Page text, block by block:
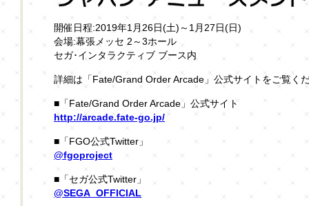
開催日程:2019年1月26日(土)～1月27日(日)
会場:幕張メッセ 2～3ホール
セガ･インタラクティブ ブース内
詳細は「Fate/Grand Order Arcade」公式サイトをご覧く
■「Fate/Grand Order Arcade」公式サイト
http://arcade.fate-go.jp/
■「FGO公式Twitter」
@fgoproject
■「セガ公式Twitter」
@SEGA_OFFICIAL